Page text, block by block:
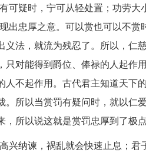
有可疑时，宁可从轻处置；功劳
出忠厚之意。可以赏也可以不
义法，就流为残忍了。所以，仁
只对能得到爵位、俸禄的人起作
人不起作用。古代君主知道天
。所以当赏罚有疑问时，就以仁
所以说这就是赏罚忠厚到了极点
高兴纳谏，祸乱就会快速止息；